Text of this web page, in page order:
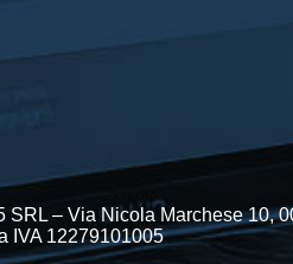
SRL – Via Nicola Marchese 10,
IVA 12279101005